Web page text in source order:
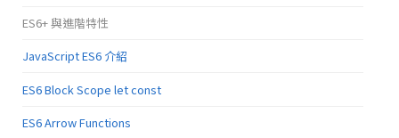
ES6+ 與進階特性
JavaScript ES6 介紹
ES6 Block Scope let const
ES6 Arrow Functions